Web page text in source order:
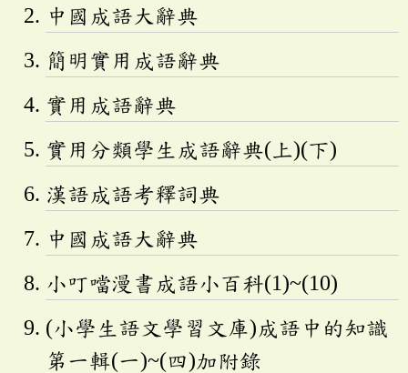
中國成語大辭典
簡明實用成語辭典
實用成語辭典
實用分類學生成語辭典(上)(下)
漢語成語考釋詞典
中國成語大辭典
小叮噹漫書成語小百科(1)~(10)
(小學生語文學習文庫)成語中的知識
第一輯(一)~(四)加附錄